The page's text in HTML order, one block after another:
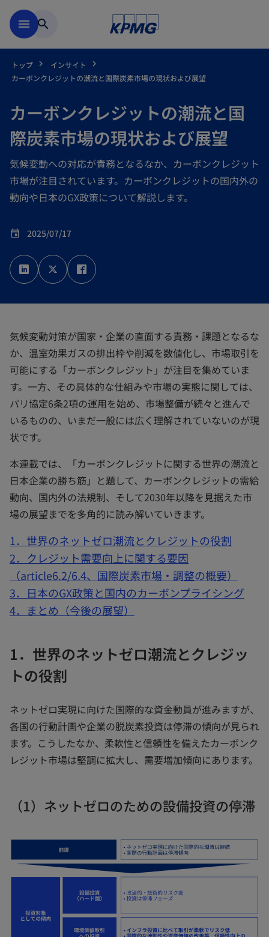
menu search
トップ
インサイト
カーボンクレジットの潮流と国際炭素市場の現状および展望
カーボンクレジットの潮流と国
際炭素市場の現状および展望
気候変動への対応が責務となるなか、カーボンクレジット
市場が注目されています。カーボンクレジットの国内外の
動向や日本のGX政策について解説します。
event 2025/07/17
新
し
い
タ
新
し
い
タ
し
い
気候変動対策が国家・企業の直面する責務・課題となるな
か、温室効果ガスの排出枠や削減を数値化し、市場取引を
可能にする「カーボンクレジット」が注目を集めていま
す。一方、その具体的な仕組みや市場の実態に関しては、
パリ協定6条2項の運用を始め、市場整備が続々と進んで
いるものの、いまだ一般には広く理解されていないのが現
状です。
本連載では、「カーボンクレジットに関する世界の潮流と
日本企業の勝ち筋」と題して、カーボンクレジットの需給
動向、国内外の法規制、そして2030年以降を見据えた市
場の展望までを多角的に読み解いていきます。
1．世界のネットゼロ潮流とクレジットの役割
2．クレジット需要向上に関する要因
（article6.2/6.4、国際炭素市場・調整の概要）
3．日本のGX政策と国内のカーボンプライシング
4．まとめ（今後の展望）
1．世界のネットゼロ潮流とクレジッ
トの役割
ネットゼロ実現に向けた国際的な資金動員が進みますが、
各国の行動計画や企業の脱炭素投資は停滞の傾向が見られ
ます。こうしたなか、柔軟性と信頼性を備えたカーボンク
レジット市場は堅調に拡大し、需要増加傾向にあります。
（1）ネットゼロのための設備投資の停滞